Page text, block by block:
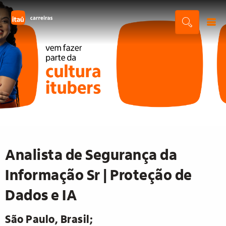
Analista de Segurança da
Informação Sr | Proteção de
Dados e IA
São Paulo, Brasil;